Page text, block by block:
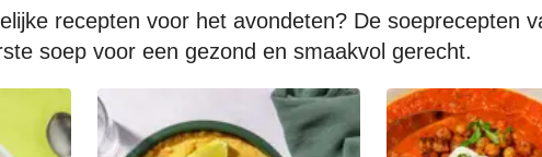
recepten voor het avondeten? De soeprecepten
soep voor een gezond en smaakvol gerecht.